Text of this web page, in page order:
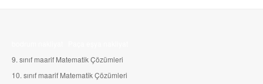
9. sınıf maarif Matematik Çözümleri
10. sınıf maarif Matematik Çözümleri